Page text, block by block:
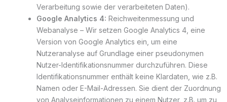
Verarbeitung sowie der verarbeiteten Daten).
Google Analytics 4: Reichweitenmessung und
Webanalyse – Wir setzen Google Analytics 4, eine
Version von Google Analytics ein, um eine
Nutzeranalyse auf Grundlage einer pseudonymen
Nutzer-Identifikationsnummer durchzuführen. Diese
Identifikationsnummer enthält keine Klardaten, wie z.B.
Namen oder E-Mail-Adressen. Sie dient der Zuordnung
von Analyseinformationen zu einem Nutzer, z.B. um zu